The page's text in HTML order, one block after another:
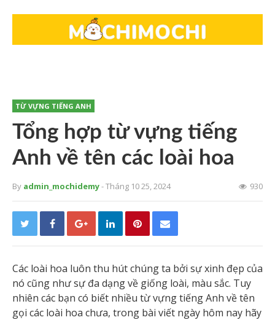
TỪ VỰNG TIẾNG ANH
Tổng hợp từ vựng tiếng
Anh về tên các loài hoa
By admin_mochidemy- Tháng 10 25, 2024 930
Các loài hoa luôn thu hút chúng ta bởi sự xinh đẹp của
nó cũng như sự đa dạng về giống loài, màu sắc. Tuy
nhiên các bạn có biết nhiều từ vựng tiếng Anh về tên
gọi các loài hoa chưa, trong bài viết ngày hôm nay hãy